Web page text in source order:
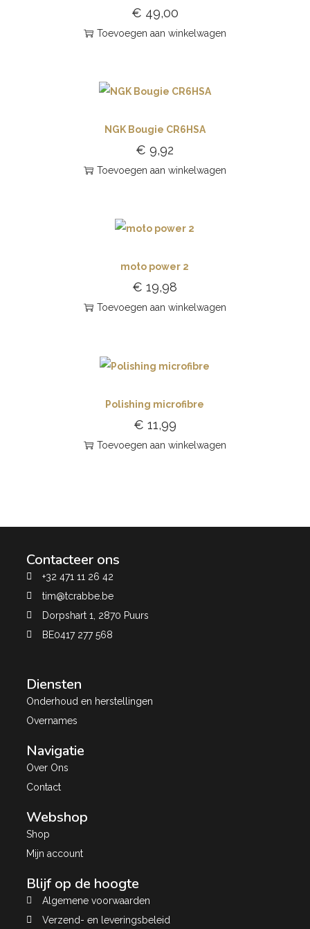
€ 49,00
Toevoegen aan winkelwagen
NGK Bougie CR6HSA
€ 9,92
Toevoegen aan winkelwagen
moto power 2
€ 19,98
Toevoegen aan winkelwagen
Polishing microfibre
€ 11,99
Toevoegen aan winkelwagen
Contacteer ons
+32 471 11 26 42
tim@tcrabbe.be
Dorpshart 1, 2870 Puurs
BE0417 277 568
Diensten
Onderhoud en herstellingen
Overnames
Navigatie
Over Ons
Contact
Webshop
Shop
Mijn account
Blijf op de hoogte
Algemene voorwaarden
Verzend- en leveringsbeleid